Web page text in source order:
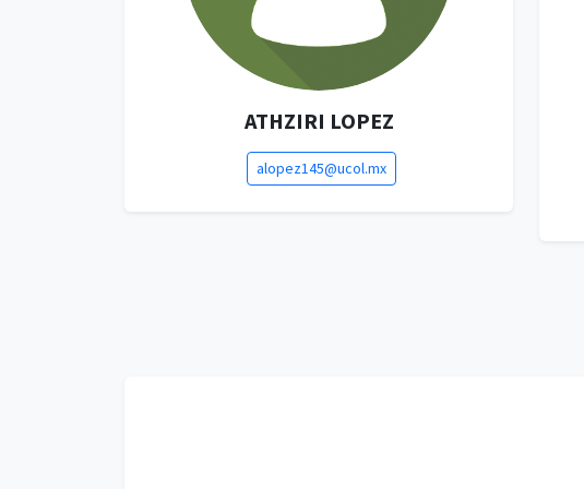
ATHZIRI LOPEZ
alopez145@ucol.mx